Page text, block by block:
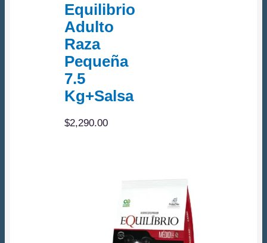
Equilibrio
Adulto
Raza
Pequeña
7.5
Kg+Salsa
$2,290.00